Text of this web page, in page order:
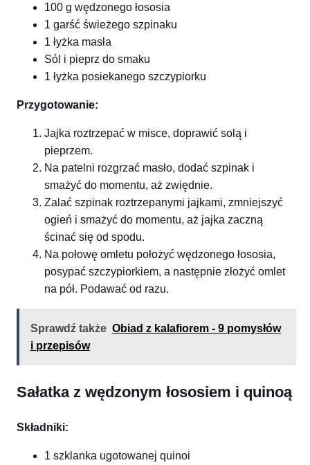
100 g wędzonego łososia
1 garść świeżego szpinaku
1 łyżka masła
Sól i pieprz do smaku
1 łyżka posiekanego szczypiorku
Przygotowanie:
Jajka roztrzepać w misce, doprawić solą i
pieprzem.
Na patelni rozgrzać masło, dodać szpinak i
smażyć do momentu, aż zwiędnie.
Zalać szpinak roztrzepanymi jajkami, zmniejszyć
ogień i smażyć do momentu, aż jajka zaczną
ścinać się od spodu.
Na połowę omletu położyć wędzonego łososia,
posypać szczypiorkiem, a następnie złożyć omlet
na pół. Podawać od razu.
Sprawdź także Obiad z kalafiorem - 9 pomysłów
i przepisów
Sałatka z wędzonym łososiem i quinoą
Składniki:
1 szklanka ugotowanej quinoi